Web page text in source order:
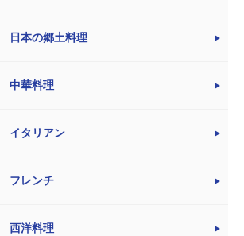
日本の郷土料理
中華料理
イタリアン
フレンチ
西洋料理